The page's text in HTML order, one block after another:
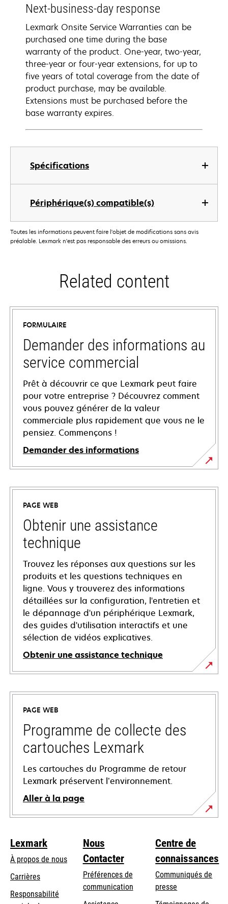
Spécifications
Périphérique(s) compatible(s)
Next-business-day response
Lexmark Onsite Service Warranties can be
purchased one time during the base
warranty of the product. One-year, two-year,
three-year or four-year extensions, for up to
five years of total coverage from the date of
product purchase, may be available.
Extensions must be purchased before the
base warranty expires.
Toutes les informations peuvent faire l'objet de modifications sans avis
préalable. Lexmark n'est pas responsable des erreurs ou omissions.
Related content
FORMULAIRE
Demander des informations au
service commercial
Prêt à découvrir ce que Lexmark peut faire
pour votre entreprise ? Découvrez comment
vous pouvez générer de la valeur
commerciale plus rapidement que vous ne le
pensiez. Commençons !
Demander des informations
PAGE WEB
Obtenir une assistance
technique
Trouvez les réponses aux questions sur les
produits et les questions techniques en
ligne. Vous y trouverez des informations
détaillées sur la configuration, l'entretien et
le dépannage d'un périphérique Lexmark,
des guides d'utilisation interactifs et une
sélection de vidéos explicatives.
Obtenir une assistance technique
s’ouvre
dans
nouvel
onglet
PAGE WEB
Programme de collecte des
cartouches Lexmark
Les cartouches du Programme de retour
Lexmark préservent l’environnement.
Aller à la page
Lexmark
À propos de nous
Carrières
s’ouvre
Responsabilité
Nous
Contacter
Préférences de
communication
Centre de
connaissances
Communiqués de
presse